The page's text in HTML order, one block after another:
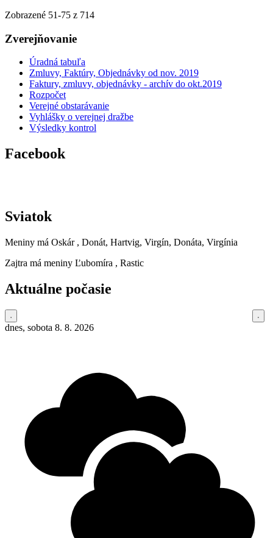
Zobrazené 51-75 z 714
Zverejňovanie
Úradná tabuľa
Zmluvy, Faktúry, Objednávky od nov. 2019
Faktury, zmluvy, objednávky - archív do okt.2019
Rozpočet
Verejné obstarávanie
Vyhlášky o verejnej dražbe
Výsledky kontrol
Facebook
Sviatok
Meniny má Oskár , Donát, Hartvig, Virgín, Donáta, Virgínia
Zajtra má meniny Ľubomíra , Rastic
Aktuálne počasie
dnes, sobota 8. 8. 2026